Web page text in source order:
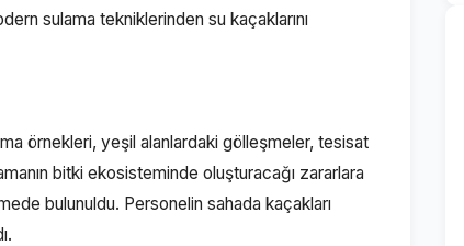
sulama tekniklerinden su kaçaklarını
örnekleri, yeşil alanlardaki gölleşmeler, tesisat
bitki ekosisteminde oluşturacağı zararlara
bulunuldu. Personelin sahada kaçakları